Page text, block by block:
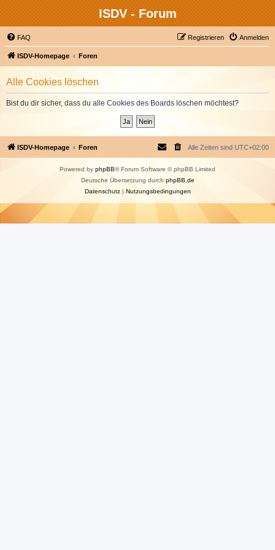
ISDV - Forum
FAQ Anmelden
Registrieren
ISDV-Homepage Foren
Alle Cookies löschen
Bist du dir sicher, dass du alle Cookies des Boards löschen möchtest?
ISDV-Homepage Foren Alle Zeiten sind UTC+02:00
Powered by phpBB® Forum Software © phpBB Limited
Deutsche Übersetzung durch phpBB.de
Datenschutz| Nutzungsbedingungen